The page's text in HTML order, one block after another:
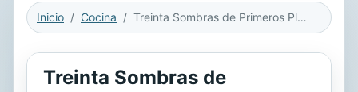
Inicio Cocina Treinta Sombras de Primeros Platos
Treinta Sombras de